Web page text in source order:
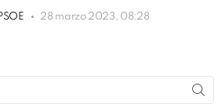
28 marzo 2023, 08:28